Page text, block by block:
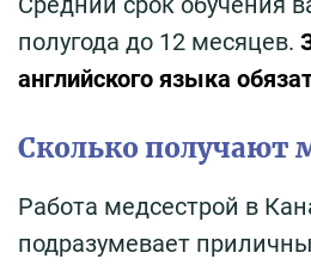
полугода до 12 месяцев.
английского языка
Сколько получают
Работа медсестрой в
подразумевает